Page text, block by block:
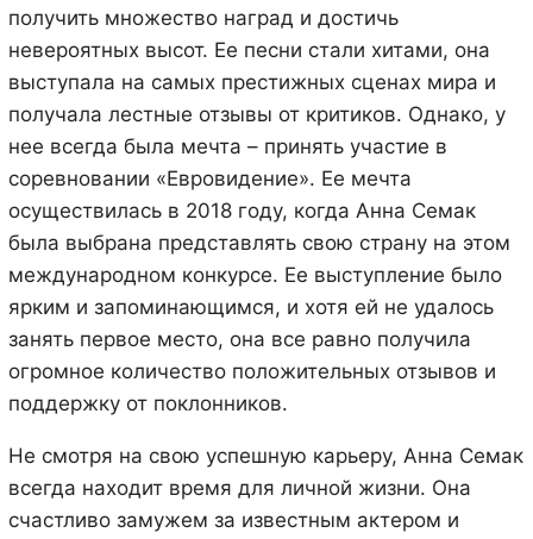
получить множество наград и достичь
невероятных высот. Ее песни стали хитами, она
выступала на самых престижных сценах мира и
получала лестные отзывы от критиков. Однако, у
нее всегда была мечта – принять участие в
соревновании «Евровидение». Ее мечта
осуществилась в 2018 году, когда Анна Семак
была выбрана представлять свою страну на этом
международном конкурсе. Ее выступление было
ярким и запоминающимся, и хотя ей не удалось
занять первое место, она все равно получила
огромное количество положительных отзывов и
поддержку от поклонников.
Не смотря на свою успешную карьеру, Анна Семак
всегда находит время для личной жизни. Она
счастливо замужем за известным актером и